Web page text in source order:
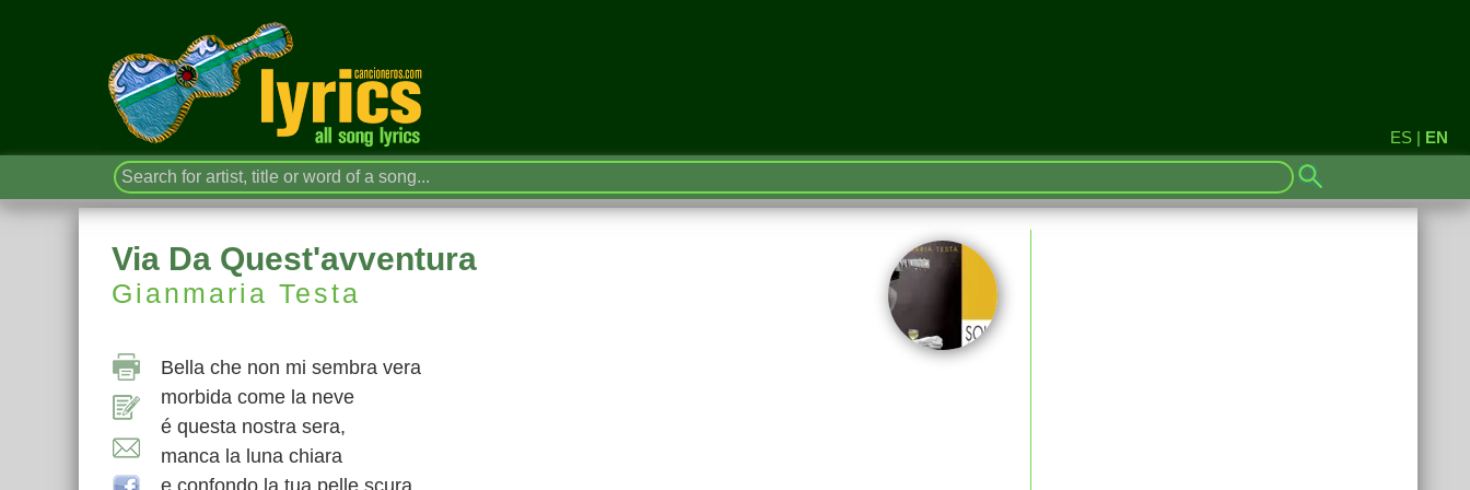
ES | EN
Via Da Quest'avventura
Gianmaria Testa
Bella che non mi sembra vera
morbida come la neve
é questa nostra sera,
manca la luna chiara
e confondo la tua pelle scura